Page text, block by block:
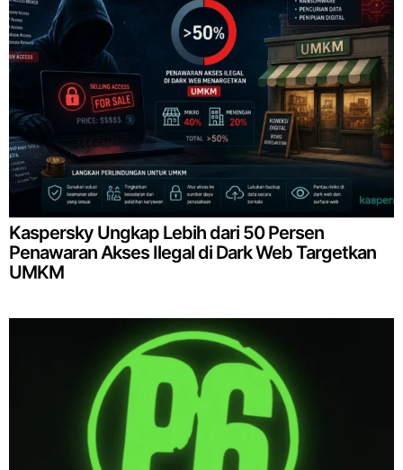
Kaspersky Ungkap Lebih dari 50 Persen
Penawaran Akses Ilegal di Dark Web Targetkan
UMKM